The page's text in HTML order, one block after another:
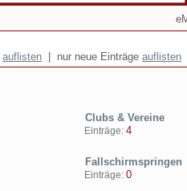
auflisten | nur neue Einträge auflisten
Clubs & Vereine
Einträge: 4
Fallschirmspringen
Einträge: 0